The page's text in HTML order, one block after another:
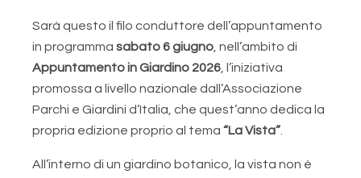
Sarà questo il filo conduttore dell’appuntamento
in programma sabato 6 giugno, nell’ambito di
Appuntamento in Giardino 2026, l’iniziativa
promossa a livello nazionale dall’Associazione
Parchi e Giardini d’Italia, che quest’anno dedica la
propria edizione proprio al tema “La Vista”.
All’interno di un giardino botanico, la vista non è